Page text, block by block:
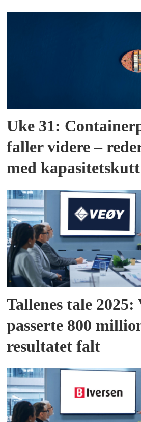
Uke 31:
faller videre –
med kapasitetskutt
Tallenes tale 2025:
passerte 800
resultatet falt